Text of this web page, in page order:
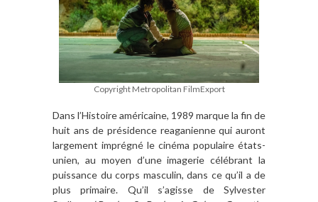
Copyright Metropolitan FilmExport
Dans l’Histoire américaine, 1989 marque la fin de
huit ans de présidence reaganienne qui auront
largement imprégné le cinéma populaire états-
unien, au moyen d’une imagerie célébrant la
puissance du corps masculin, dans ce qu’il a de
plus primaire. Qu’il s’agisse de Sylvester